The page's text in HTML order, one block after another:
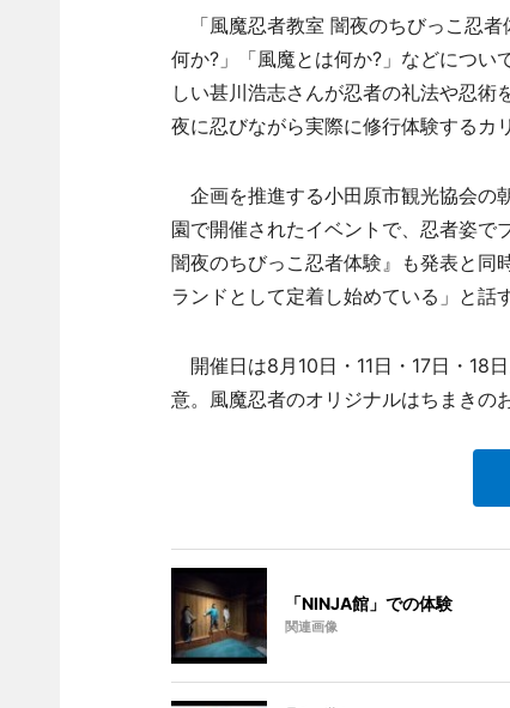
「風魔忍者教室 闇夜のちびっこ忍者
何か?」「風魔とは何か?」などにつ
しい甚川浩志さんが忍者の礼法や忍
夜に忍びながら実際に修行体験するカ
企画を推進する小田原市観光協会の
園で開催されたイベントで、忍者姿で
闇夜のちびっこ忍者体験』も発表と同
ランドとして定着し始めている」と話す
開催日は8月10日・11日・17日・18
意。風魔忍者のオリジナルはちまきの
「NINJA館」での体験
関連画像